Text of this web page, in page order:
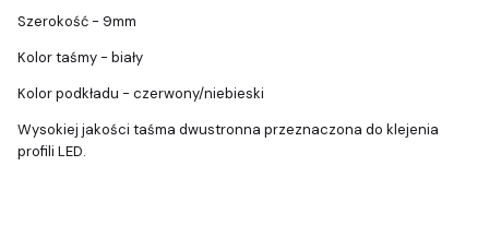
Szerokość - 9mm
Kolor taśmy - biały
Kolor podkładu - czerwony/niebieski
Wysokiej jakości taśma dwustronna przeznaczona do klejenia
profili LED.